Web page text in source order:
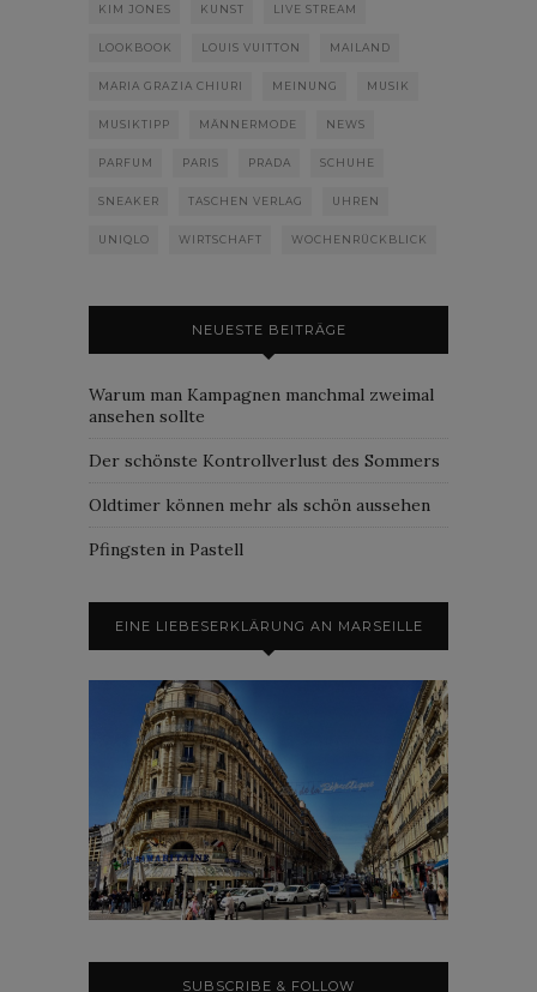
KIM JONES KUNST LIVE STREAM
LOOKBOOK LOUIS VUITTON MAILAND
MARIA GRAZIA CHIURI MEINUNG MUSIK
MUSIKTIPP MÄNNERMODE NEWS
PARFUM PARIS PRADA SCHUHE
SNEAKER TASCHEN VERLAG UHREN
UNIQLO WIRTSCHAFT WOCHENRÜCKBLICK
NEUESTE BEITRÄGE
Warum man Kampagnen manchmal zweimal
ansehen sollte
Der schönste Kontrollverlust des Sommers
Oldtimer können mehr als schön aussehen
Pfingsten in Pastell
EINE LIEBESERKLÄRUNG AN MARSEILLE
SUBSCRIBE & FOLLOW